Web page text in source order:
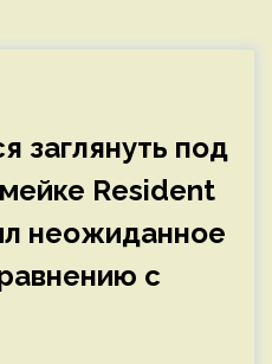
заглянуть под
Resident
неожиданное
с